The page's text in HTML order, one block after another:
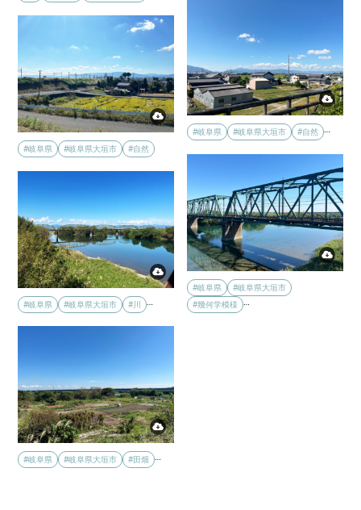
#岐阜県 #岐阜県大垣市 #自然 …
#岐阜県
#岐阜県大垣市 #自然
#岐阜県
#岐阜県大垣市
#幾何学模様
#岐阜県 #岐阜県大垣市 #川
#岐阜県 #岐阜県大垣市 #田畑 …